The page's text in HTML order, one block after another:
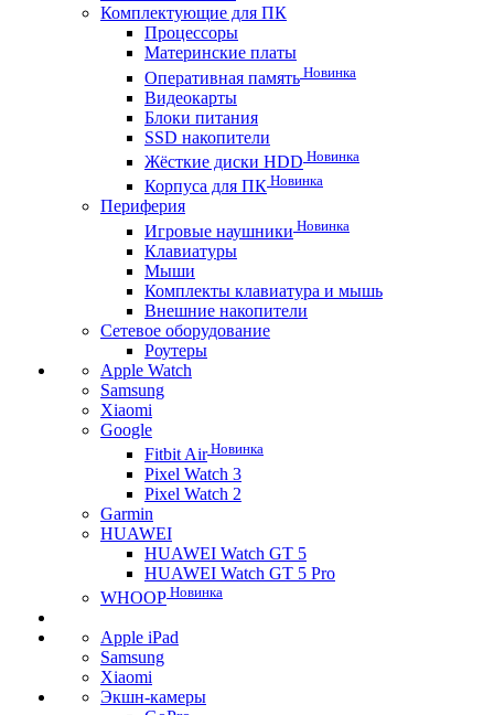
Комплектующие для ПК
Процессоры
Материнские платы
Оперативная память Новинка
Видеокарты
Блоки питания
SSD накопители
Жёсткие диски HDD Новинка
Корпуса для ПК Новинка
Периферия
Игровые наушники Новинка
Клавиатуры
Мыши
Комплекты клавиатура и мышь
Внешние накопители
Сетевое оборудование
Роутеры
Apple Watch
Samsung
Xiaomi
Google
Fitbit AirНовинка
Pixel Watch 3
Pixel Watch 2
Garmin
HUAWEI
HUAWEI Watch GT 5
HUAWEI Watch GT 5 Pro
WHOOP Новинка
Apple iPad
Samsung
Xiaomi
Экшн-камеры